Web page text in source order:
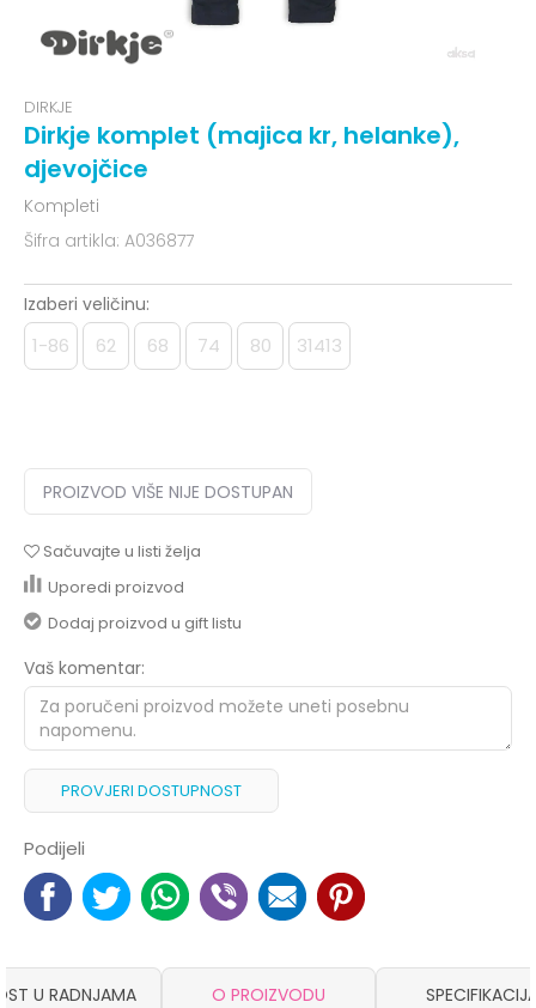
DIRKJE
Dirkje komplet (majica kr, helanke),
djevojčice
Kompleti
Šifra artikla: A036877
Izaberi veličinu:
1-86 62 68 74 80 31413
PROIZVOD VIŠE NIJE DOSTUPAN
Sačuvajte u listi želja
Uporedi proizvod
Dodaj proizvod u gift listu
Vaš komentar:
PROVJERI DOSTUPNOST
Podijeli
U RADNJAMA O PROIZVODU